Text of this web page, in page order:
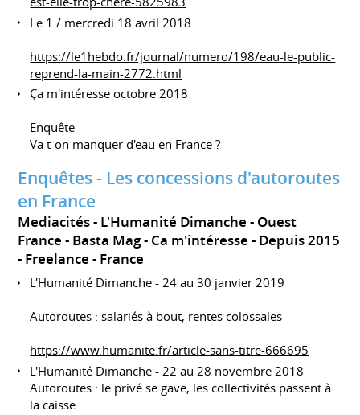
Le 1 / mercredi 18 avril 2018
https://le1hebdo.fr/journal/numero/198/eau-le-public-
reprend-la-main-2772.html
Ça m'intéresse octobre 2018
Enquête
Va t-on manquer d'eau en France ?
Enquêtes - Les concessions d'autoroutes
en France
Mediacités - L'Humanité Dimanche - Ouest
France - Basta Mag - Ca m'intéresse
Depuis 2015
Freelance
France
L'Humanité Dimanche - 24 au 30 janvier 2019
Autoroutes : salariés à bout, rentes colossales
https://www.humanite.fr/article-sans-titre-666695
L'Humanité Dimanche - 22 au 28 novembre 2018
Autoroutes : le privé se gave, les collectivités passent à
la caisse